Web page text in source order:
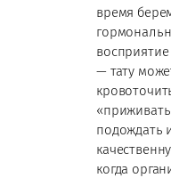
время
— тату
подождать
когда